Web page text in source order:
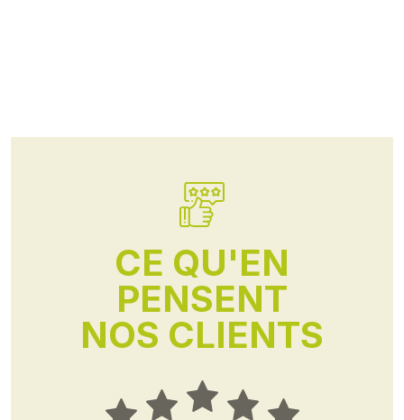
CE QU'EN
PENSENT
NOS CLIENTS